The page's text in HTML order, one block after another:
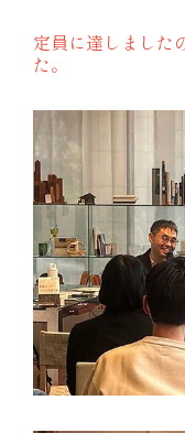
定員に達しました
た。